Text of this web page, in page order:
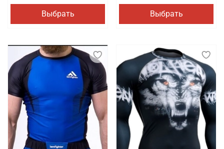
Выбрать Выбрать